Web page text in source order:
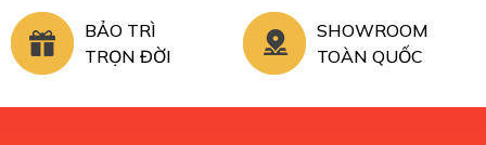
BẢO TRÌ
TRỌN ĐỜI
SHOWROOM
TOÀN QUỐC